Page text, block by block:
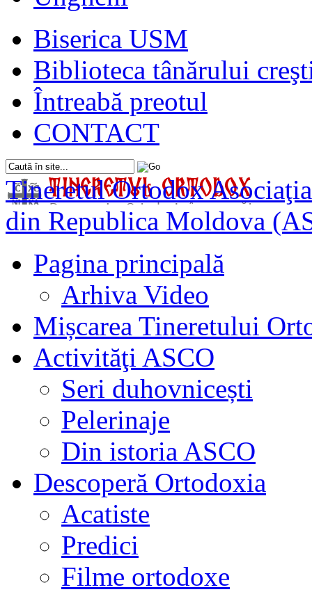
Biserica USM
Biblioteca tânărului
Întreabă preotul
CONTACT
Tineretul Ortodox
din Republica Moldova
Pagina principală
Arhiva Video
Mișcarea Tineretului
Activităţi ASCO
Seri duhovnicești
Pelerinaje
Din istoria ASCO
Descoperă Ortodoxia
Acatiste
Predici
Filme ortodoxe